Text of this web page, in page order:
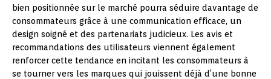
bien positionnée sur le marché pourra séduire davantage de
consommateurs grâce à une communication efficace, un
design soigné et des partenariats judicieux. Les avis et
recommandations des utilisateurs viennent également
renforcer cette tendance en incitant les consommateurs à
se tourner vers les marques qui jouissent déjà d’une bonne